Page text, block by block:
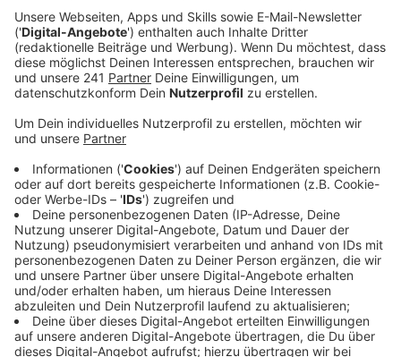
Anzeige
Was Energiesparen für den Alltag bedeutet, welchen
persönlichen Nutzen jeder hat und wo es Fördermittel
gibt – damit beschäftigt sich jetzt der
Sanierungstreff Kreis Euskirchen. Er will
Eigenheimbesitzern und Mietern bei diesen Themen
helfen und bietet deswegen kostenlose Online-
Veranstaltungen an.
Die nächste Veranstaltung findet am Mittwoch (16.11)
statt.
Auch im Haus der Familie in Euskirchen gibt es in dieser
Woche einen Vortrag zum Thema Energiesparen. Am
Freitag (18.11.) gibt es dort Tipps von einem